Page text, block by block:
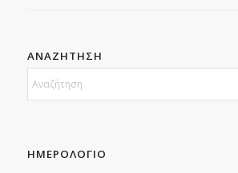
ΑΝΑΖΗΤΗΣΗ
ΗΜΕΡΟΛΟΓΙΟ